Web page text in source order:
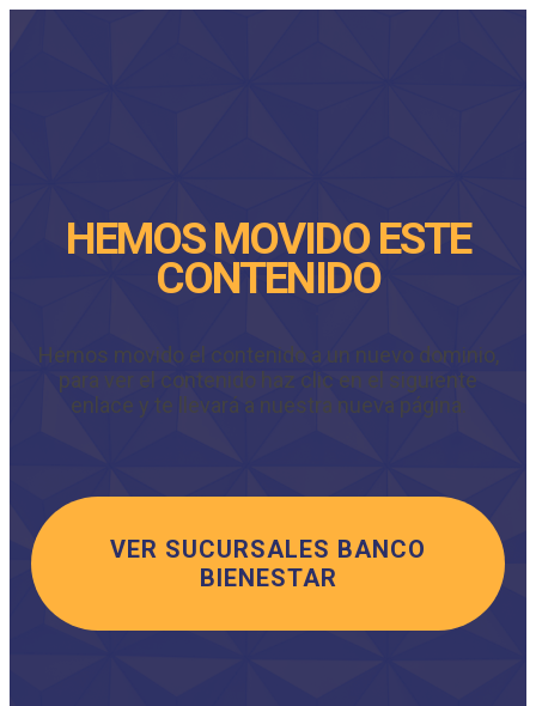
HEMOS MOVIDO ESTE
CONTENIDO
Hemos movido el contenido a un nuevo dominio,
para ver el contenido haz clic en el siguiente
enlace y te llevará a nuestra nueva página.
VER SUCURSALES BANCO
BIENESTAR